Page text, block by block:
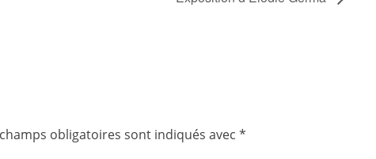
obligatoires sont indiqués avec *